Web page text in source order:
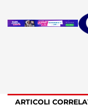
ARTICOLI